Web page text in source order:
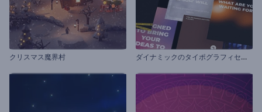
クリスマス魔界村 ダ
イナミックのタイポグラフィセット